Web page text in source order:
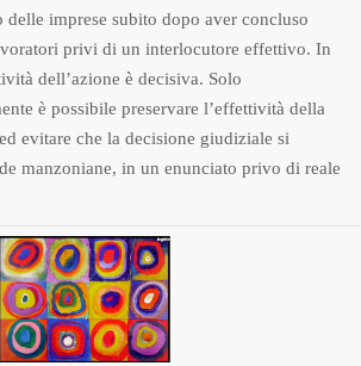
imprese subito dopo aver concluso
privi di un interlocutore effettivo. In
dell’azione è decisiva. Solo
è possibile preservare l’effettività della
evitare che la decisione giudiziale si
manzoniane, in un enunciato privo di reale